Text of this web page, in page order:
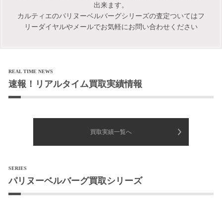
出来ます。
カルティエのパリヌーベルバーグシリーズの査定ついてはフ
リーダイヤルやメールでお気軽にお問い合わせください
REAL TIME NEWS
速報！リアルタイム買取実績情報
買取実績一覧へ
SERIES
パリヌーベルバーグ買取シリーズ